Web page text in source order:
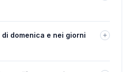
domenica e nei giorni